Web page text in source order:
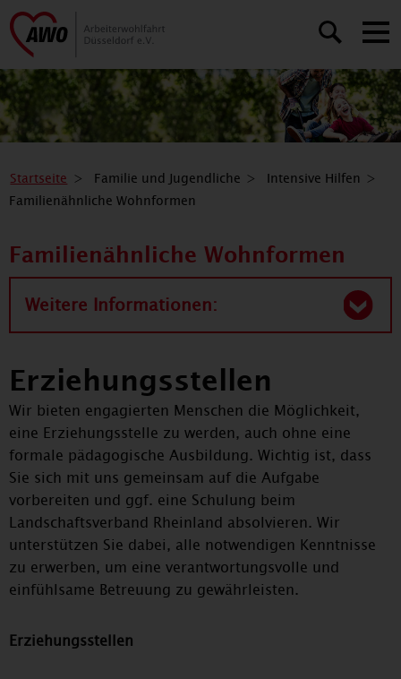
Startseite Familie und Jugendliche
Intensive Hilfen
Familienähnliche Wohnformen
Familienähnliche Wohnformen
Weitere Informationen:
Erziehungsstellen
Wir bieten engagierten Menschen die Möglichkeit,
eine Erziehungsstelle zu werden, auch ohne eine
formale pädagogische Ausbildung. Wichtig ist, dass
Sie sich mit uns gemeinsam auf die Aufgabe
vorbereiten und ggf. eine Schulung beim
Landschaftsverband Rheinland absolvieren. Wir
unterstützen Sie dabei, alle notwendigen Kenntnisse
zu erwerben, um eine verantwortungsvolle und
einfühlsame Betreuung zu gewährleisten.
Erziehungsstellen